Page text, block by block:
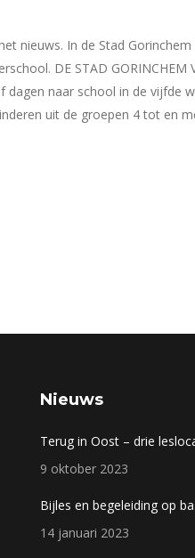
nieuws. In de Stad
DE STAD
dagen naar school in de vijfde
uit de groepen 4 tot en
Nieuws
Terug in Oost – drie
9 oktober 2023
Bijles en begeleiding op
14 januari 2023